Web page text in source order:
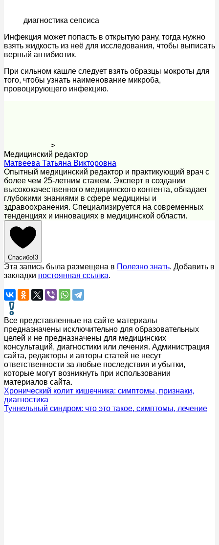
диагностика сепсиса
Инфекция может попасть в открытую рану, тогда нужно
взять жидкость из неё для исследования, чтобы выписать
верный антибиотик.
При сильном кашле следует взять образцы мокроты для
того, чтобы узнать наименование микроба,
провоцирующего инфекцию.
>
Медицинский редактор
Матвеева Татьяна Викторовна
Опытный медицинский редактор и практикующий врач с
более чем 25-летним стажем. Эксперт в создании
высококачественного медицинского контента, обладает
глубокими знаниями в сфере медицины и
здравоохранения. Специализируется на современных
тенденциях и инновациях в медицинской области.
Спасибо!3
Эта запись была размещена в Полезно знать. Добавить в
закладки постоянная ссылка.
Все представленные на сайте материалы
предназначены исключительно для образовательных
целей и не предназначены для медицинских
консультаций, диагностики или лечения. Администрация
сайта, редакторы и авторы статей не несут
ответственности за любые последствия и убытки,
которые могут возникнуть при использовании
материалов сайта.
Хронический колит кишечника: симптомы, признаки,
диагностика
Туннельный синдром: что это такое, симптомы, лечение